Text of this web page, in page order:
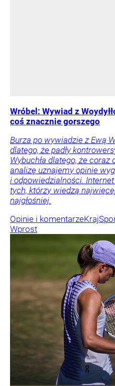
Wróbel: Wywiad z
coś znacznie gorszego
Burza po wywiadzie z Ewą
dlatego, że padły
Wybuchła dlatego, że
analizę uznajemy opinie
i odpowiedzialności.
tych, którzy wiedzą
najgłośniej.
Opinie i komentarzeKraj
Wprost